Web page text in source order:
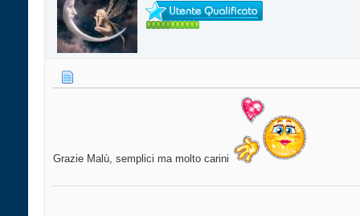
Grazie Malù, semplici ma molto carini